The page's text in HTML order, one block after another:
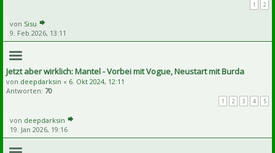
1 2
von Sisu
9. Feb 2026, 13:11
Jetzt aber wirklich: Mantel - Vorbei mit Vogue, Neustart mit Burda
von deepdarksin « 6. Okt 2024, 12:11
Antworten: 70
1 2 3 4 5
von deepdarksin
19. Jan 2026, 19:16